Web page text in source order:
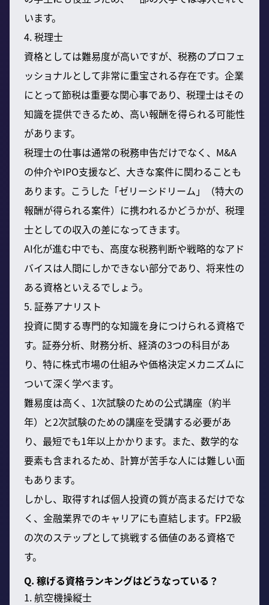
います。
4. 税理士
資格としては難易度が高いですが、税務のプロフェ
ッショナルとして非常に重宝される存在です。企業
にとって節税は重要な関心事であり、税理士はその
知識を提供できるため、高い報酬を得られる可能性
があります。
税理士の仕事は通常の税務申告だけでなく、M&A
の仲介やIPO支援など、大きな案件に関わることも
あります。こうした「ゼリーシドリーム」（特大の
報酬が得られる案件）に携われるかどうかが、税理
士としての収入の差になってきます。
AI化が進む中でも、高度な税務判断や戦略的なアド
バイスは人間にしかできない部分であり、将来性の
ある資格といえるでしょう。
5. 証券アナリスト
投資に関する専門的な知識を身につけられる資格で
す。証券分析、財務分析、経済の3つの科目があ
り、特に株式市場の仕組みや価格決定メカニズムに
ついて深く学べます。
難易度は高く、1次試験のための公式講座（約半
年）と2次試験のための講座を受講する必要があ
り、最短でも1年以上かかります。また、数学的な
要素も含まれるため、計算が苦手な人には難しい面
もあります。
しかし、取得すれば個人投資の質が高まるだけでな
く、金融業界でのキャリアにも直結します。FP2級
の次のステップとして挑戦する価値のある資格で
す。
Q. 稼げる資格ランキングはどうなっている？
1. 航空機操縦士